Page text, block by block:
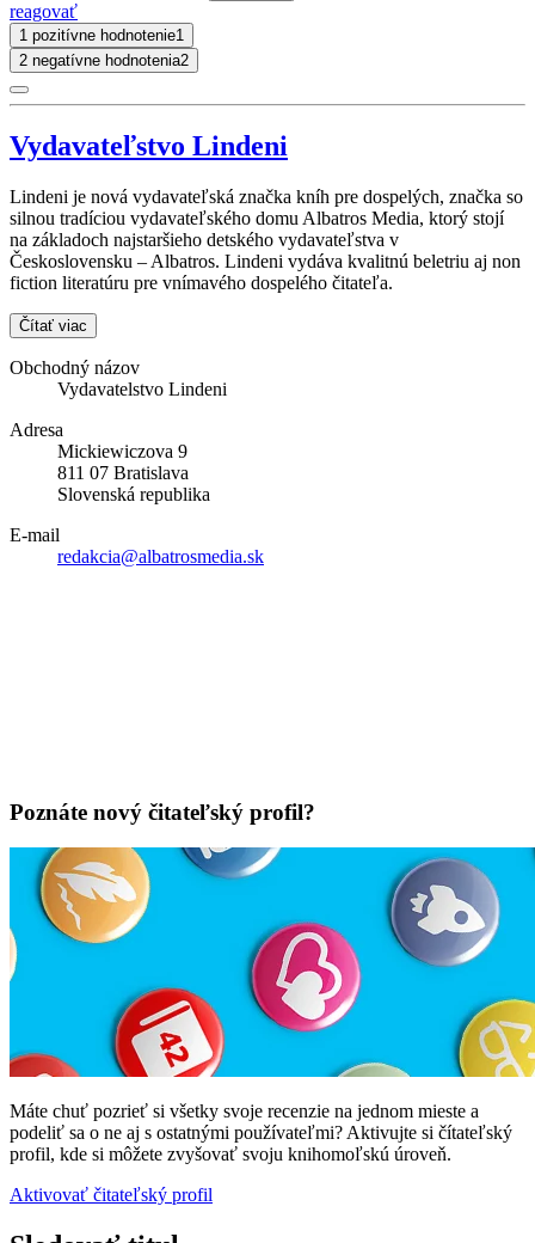
reagovať
1 pozitívne hodnotenie1
2 negatívne hodnotenia2
Vydavateľstvo Lindeni
Lindeni je nová vydavateľská značka kníh pre dospelých, značka so
silnou tradíciou vydavateľského domu Albatros Media, ktorý stojí
na základoch najstaršieho detského vydavateľstva v
Československu – Albatros. Lindeni vydáva kvalitnú beletriu aj non
fiction literatúru pre vnímavého dospelého čitateľa.
Čítať viac
Obchodný názov
Vydavatelstvo Lindeni
Adresa
Mickiewiczova 9
811 07 Bratislava
Slovenská republika
E-mail
redakcia@albatrosmedia.sk
Poznáte nový čitateľský profil?
Máte chuť pozrieť si všetky svoje recenzie na jednom mieste a
podeliť sa o ne aj s ostatnými používateľmi? Aktivujte si čítateľský
profil, kde si môžete zvyšovať svoju knihomoľskú úroveň.
Aktivovať čitateľský profil